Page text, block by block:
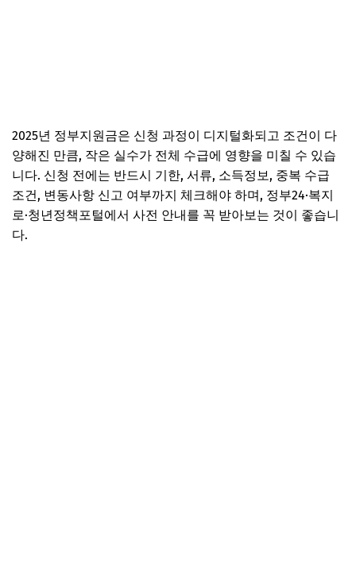
2025년 정부지원금은 신청 과정이 디지털화되고 조건이 다
양해진 만큼, 작은 실수가 전체 수급에 영향을 미칠 수 있습
니다. 신청 전에는 반드시 기한, 서류, 소득정보, 중복 수급
조건, 변동사항 신고 여부까지 체크해야 하며, 정부24·복지
로·청년정책포털에서 사전 안내를 꼭 받아보는 것이 좋습니
다.